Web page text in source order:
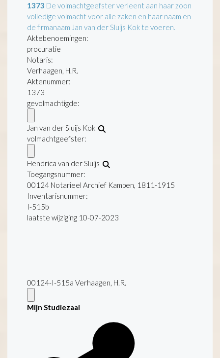
1373 De volmachtgeefster verleent aan haar zoon
volledige volmacht voor alle zaken en haar naam en
de firmanaam Jan van der Sluijs Kok te voeren.
Aktebenoemingen:
procuratie
Notaris:
Verhaagen, H.R.
Aktenummer:
1373
gevolmachtigde:
Jan van der Sluijs Kok
volmachtgeefster:
Hendrica van der Sluijs
Toegangsnummer:
00124 Notarieel Archief Kampen, 1811-1915
Inventarisnummer:
I-515b
laatste wijziging 10-07-2023
00124-I-515a Verhaagen, H.R.
Mijn Studiezaal